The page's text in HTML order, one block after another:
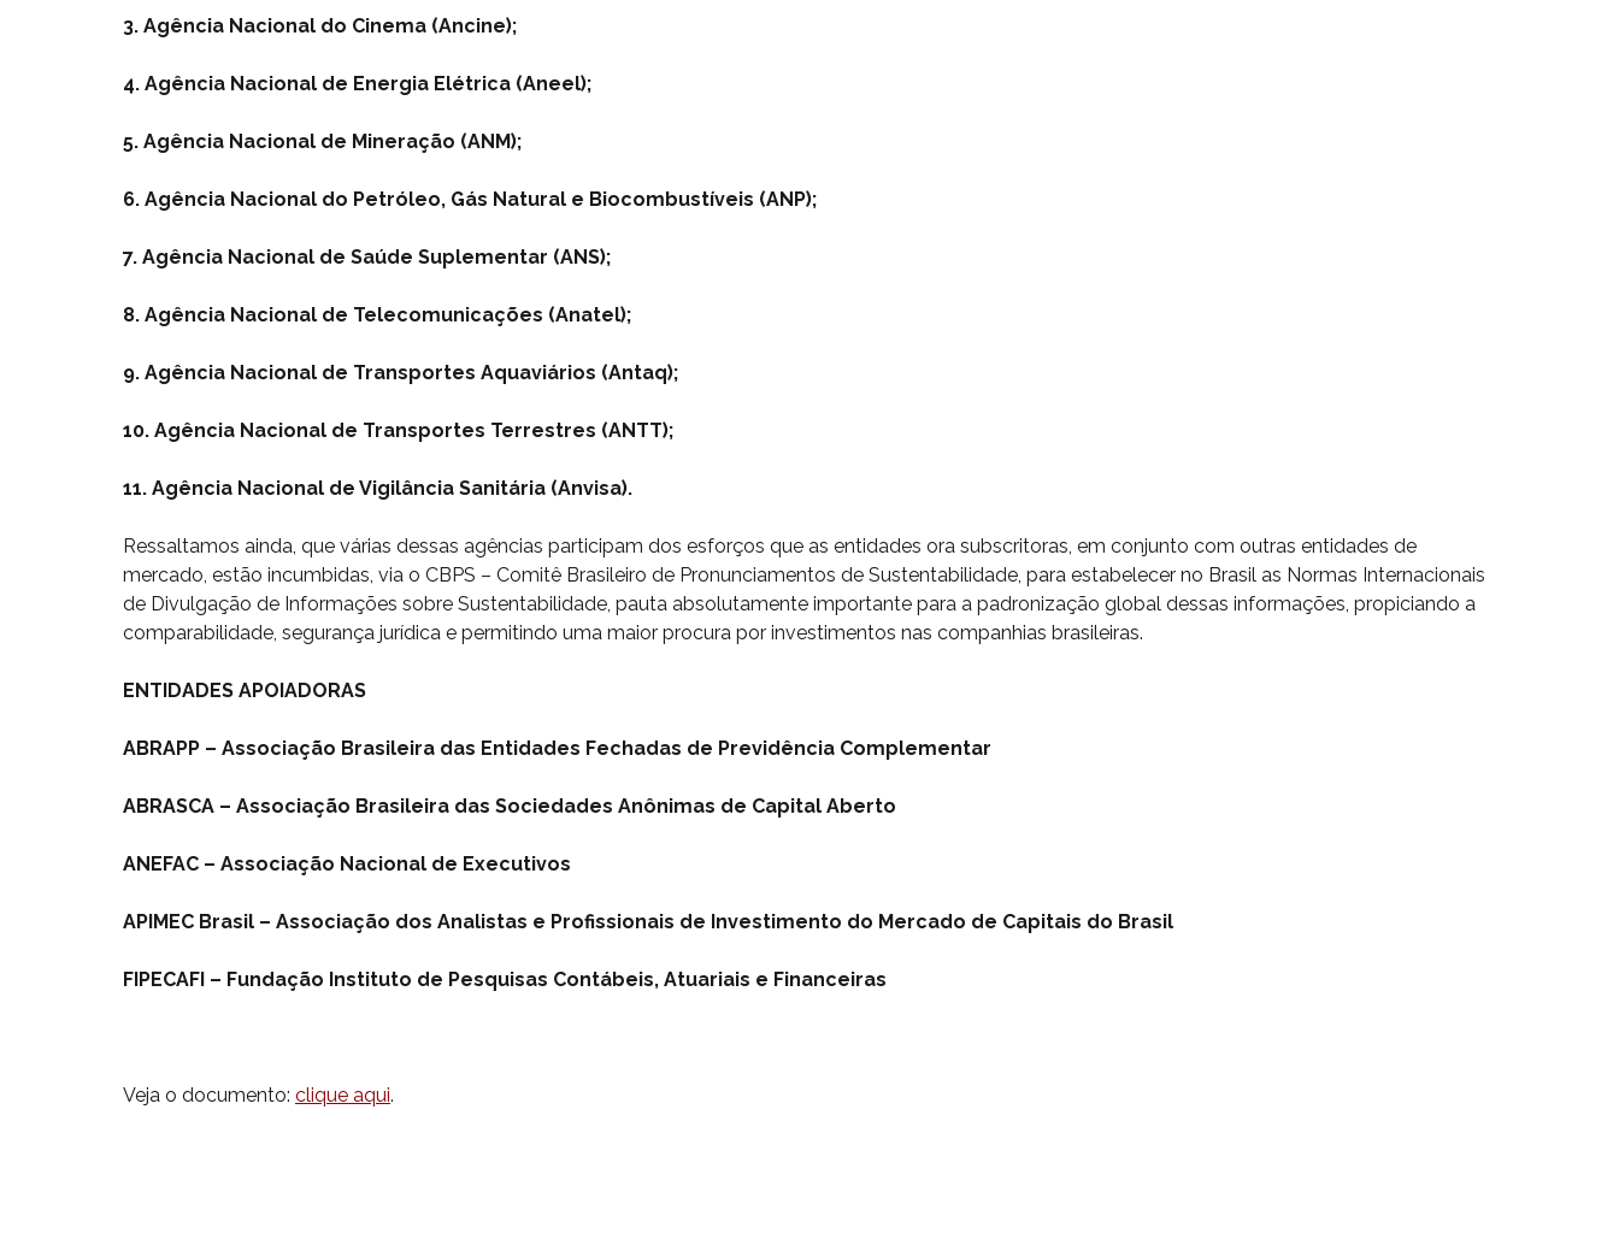
3. Agência Nacional do Cinema (Ancine);
4. Agência Nacional de Energia Elétrica (Aneel);
5. Agência Nacional de Mineração (ANM);
6. Agência Nacional do Petróleo, Gás Natural e Biocombustíveis (ANP);
7. Agência Nacional de Saúde Suplementar (ANS);
8. Agência Nacional de Telecomunicações (Anatel);
9. Agência Nacional de Transportes Aquaviários (Antaq);
10. Agência Nacional de Transportes Terrestres (ANTT);
11. Agência Nacional de Vigilância Sanitária (Anvisa).
Ressaltamos ainda, que várias dessas agências participam dos esforços que as entidades ora subscritoras, em conjunto com outras entidades de
mercado, estão incumbidas, via o CBPS – Comitê Brasileiro de Pronunciamentos de Sustentabilidade, para estabelecer no Brasil as Normas Internacionais
de Divulgação de Informações sobre Sustentabilidade, pauta absolutamente importante para a padronização global dessas informações, propiciando a
comparabilidade, segurança jurídica e permitindo uma maior procura por investimentos nas companhias brasileiras.
ENTIDADES APOIADORAS
ABRAPP – Associação Brasileira das Entidades Fechadas de Previdência Complementar
ABRASCA – Associação Brasileira das Sociedades Anônimas de Capital Aberto
ANEFAC – Associação Nacional de Executivos
APIMEC Brasil – Associação dos Analistas e Profissionais de Investimento do Mercado de Capitais do Brasil
FIPECAFI – Fundação Instituto de Pesquisas Contábeis, Atuariais e Financeiras
Veja o documento: clique aqui.